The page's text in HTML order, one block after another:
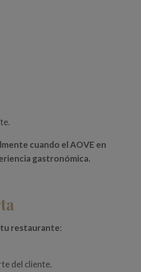
cuando elAOVE en
gastronómica.
tu restaurante:
del cliente.